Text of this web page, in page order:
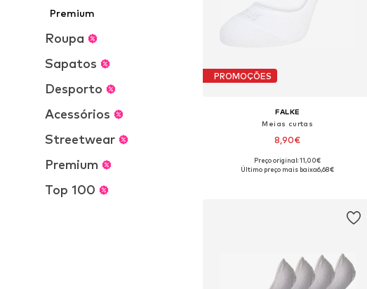
Premium
Roupa
Sapatos
Desporto
Acessórios
Streetwear
Premium
Top 100
PROMOÇÕES
FALKE
Meias curtas
8,90€
Preço original: 11,00€
Último preço mais baixo:6,68€